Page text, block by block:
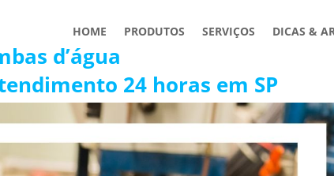
HOME PRODUTOS SERVIÇOS DICAS &
d’água
24 horas em SP